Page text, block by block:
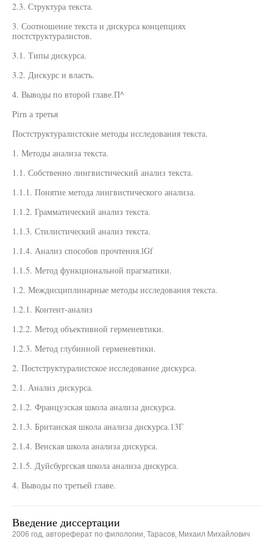
2.3. Структура текста.
3. Соотношение текста и дискурса концепциях
постструктуралистов.
3.1. Типы дискурса.
3.2. Дискурс и власть.
4. Выводы по второй главе.П^
Pirn а третья
Постструктуралистские методы исследования текста.
1. Методы анализа текста.
1.1. Собственно лингвистический анализ текста.
1.1.1. Понятие метода лингвистического анализа.
1.1.2. Грамматический анализ текста.
1.1.3. Стилистический анализ текста.
1.1.4. Анализ способов прочтения.lGf
1.1.5. Метод функциональной прагматики.
1.2. Междисциплинарные методы исследования текста.
1.2.1. Контент-анализ
1.2.2. Метод объективной герменевтики.
1.2.3. Метод глубинной герменевтики.
2. Постструктуралистское исследование дискурса.
2.1. Анализ дискурса.
2.1.2. Французская школа анализа дискурса.
2.1.3. Британская школа анализа дискурса.13Г
2.1.4. Венская школа анализа дискурса.
2.1.5. Дуйсбургская школа анализа дискурса.
4. Выводы по третьей главе.
Введение диссертации
2006 год, автореферат по филологии, Тарасов, Михаил Михайлович